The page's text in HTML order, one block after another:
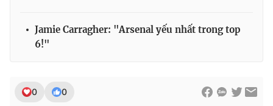
Jamie Carragher: "Arsenal yếu nhất trong top
6!"
0 0